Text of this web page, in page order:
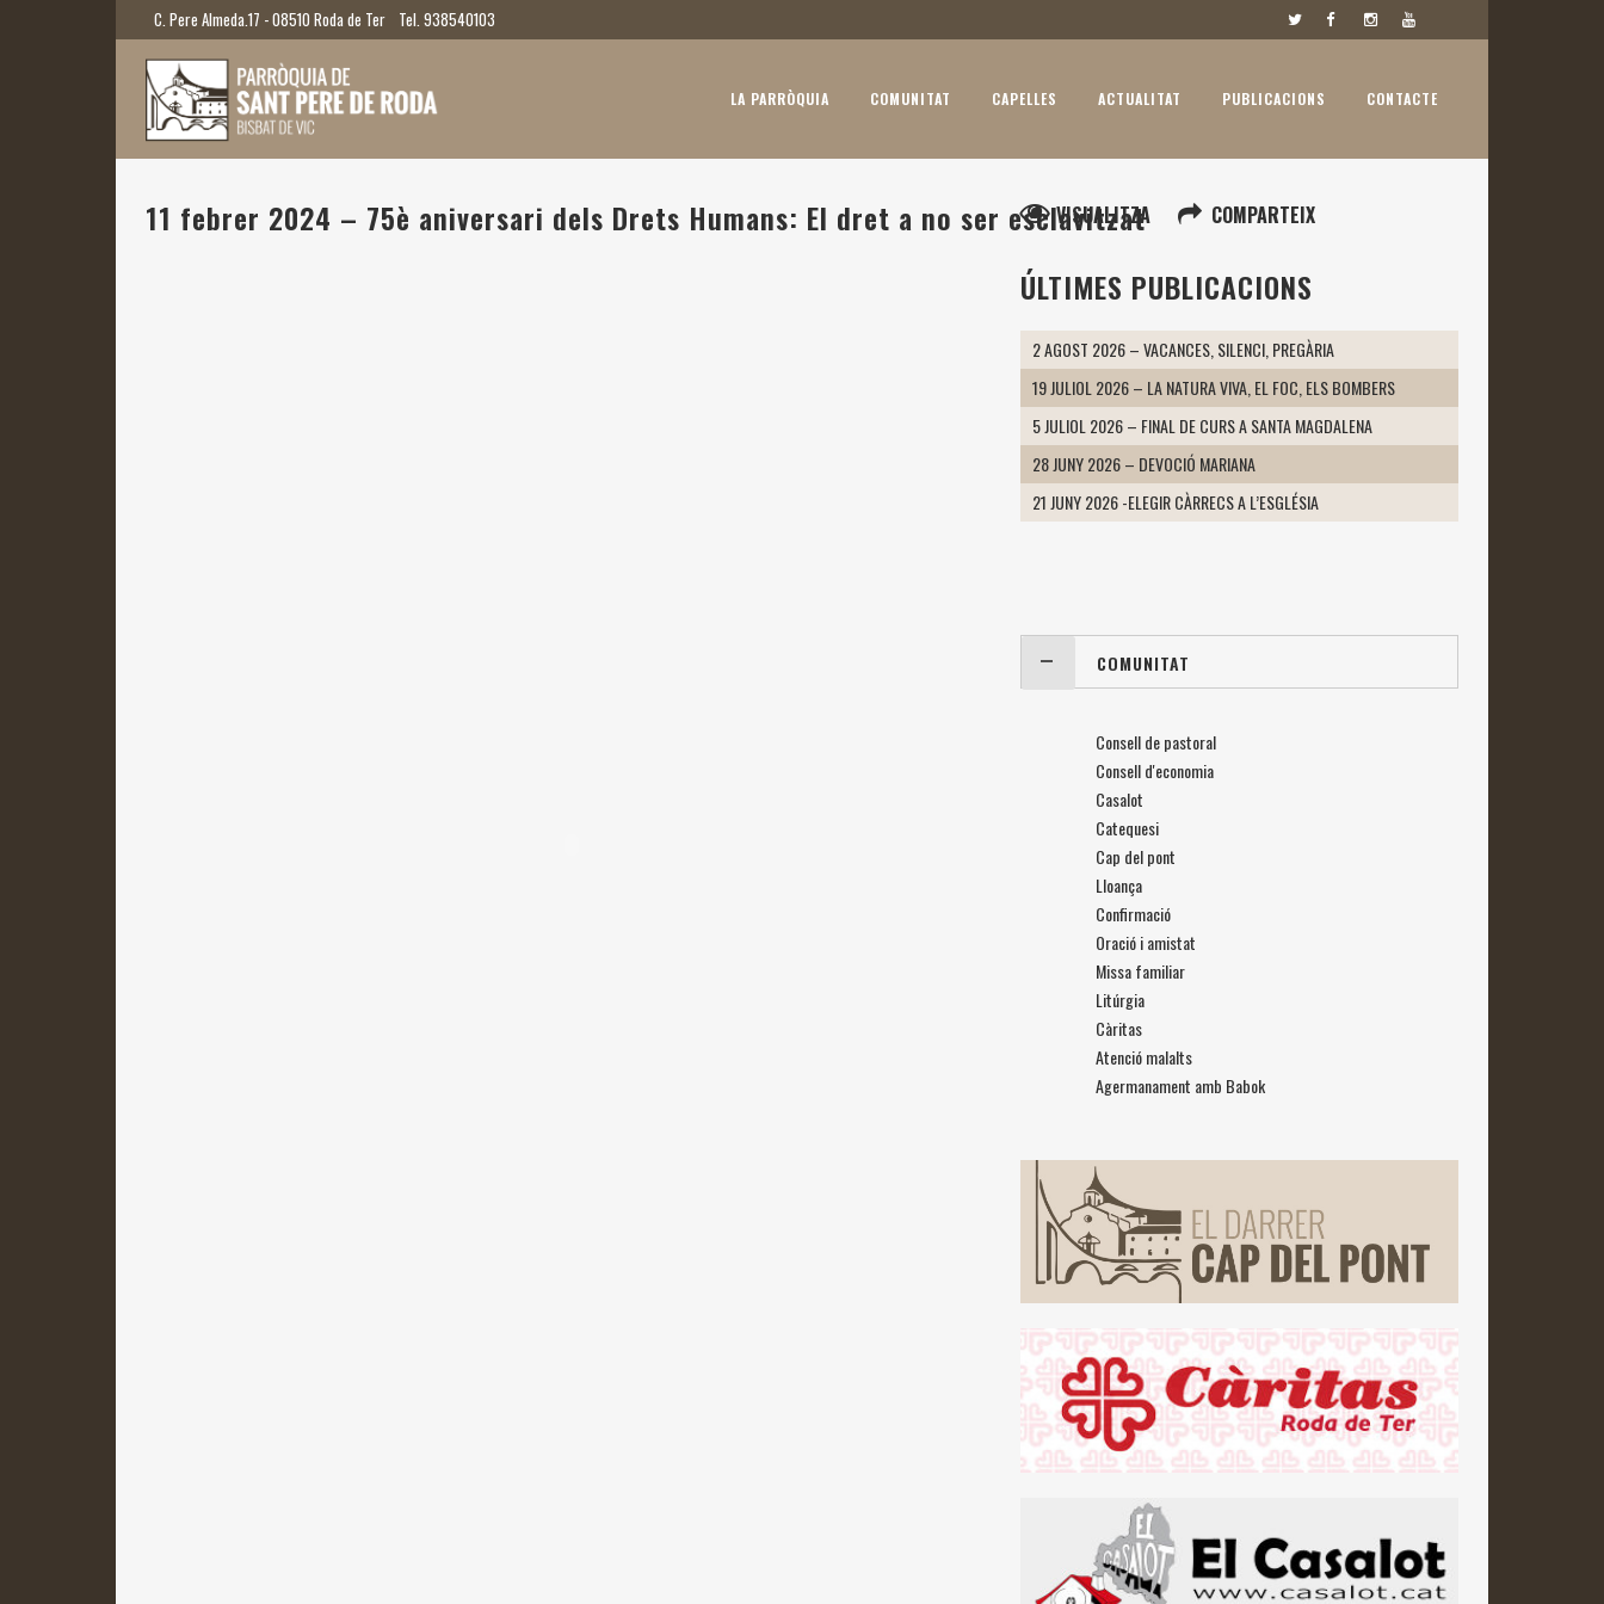
C. Pere Almeda.17 - 08510 Roda de Ter Tel. 938540103
LA PARRÒQUIA COMUNITAT CAPELLES ACTUALITAT PUBLICACIONS CONTACTE
11 febrer 2024 – 75è aniversari dels Drets Humans: El dret a no ser esclavitzat
VISUALITZA COMPARTEIX
ÚLTIMES PUBLICACIONS
2 AGOST 2026 – VACANCES, SILENCI, PREGÀRIA
19 JULIOL 2026 – LA NATURA VIVA, EL FOC, ELS BOMBERS
5 JULIOL 2026 – FINAL DE CURS A SANTA MAGDALENA
28 JUNY 2026 – DEVOCIÓ MARIANA
21 JUNY 2026 -ELEGIR CÀRRECS A L’ESGLÉSIA
COMUNITAT
Consell de pastoral
Consell d'economia
Casalot
Catequesi
Cap del pont
Lloança
Confirmació
Oració i amistat
Missa familiar
Litúrgia
Càritas
Atenció malalts
Agermanament amb Babok